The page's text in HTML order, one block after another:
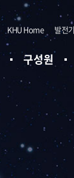
KHU Home 발전
구성원